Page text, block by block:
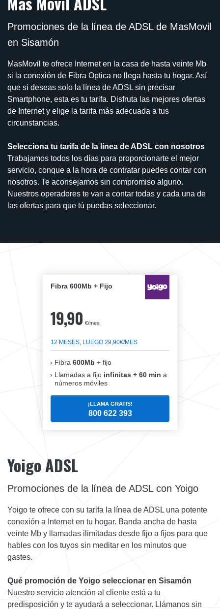
Promociones de la línea de ADSL de MasMovil
en Sisamón
MasMovil te ofrece Internet en la casa de hasta veinte Mb
si la conexión de Fibra Optica no llega hasta tu hogar. Así
que si deseas solo la línea de ADSL sin precisar
Smartphone, esta es tu tarifa. Disfruta las mejores ofertas
de Internet y elige la tarifa más adecuada a tus
circunstancias.
Selecciona tu tarifa de la línea de ADSL con nosotros
Trabajamos todos los días para proporcionarte el mejor
servicio, conque a la hora de contratar puedes contar con
nosotros. Te aconsejamos sin compromiso alguno.
Nuestros operadores te van a contar todas y cada una de
las ofertas para que tú puedas seleccionar.
Fibra 600Mb + Fijo
19,90 €/mes
12 MESES, LUEGO 29,90€/MES
Fibra 600Mb + fijo
Llamadas a fijo infinitas + 60 min a
números móviles
¡LLAMA GRATIS!
800 622 393
Yoigo ADSL
Promociones de la línea de ADSL con Yoigo
Yoigo te ofrece con su tarifa la línea de ADSL una potente
conexión a Internet en tu hogar. Banda ancha de hasta
veinte Mb y llamadas ilimitadas desde fijo a fijos para que
hables con los tuyos sin meditar en los minutos que
gastes.
Qué promoción de Yoigo seleccionar en Sisamón
Nuestro servicio atención al cliente está a tu
predisposición y te ayudará a seleccionar. Llámanos sin